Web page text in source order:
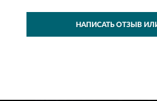
НАПИСАТЬ ОТЗЫВ